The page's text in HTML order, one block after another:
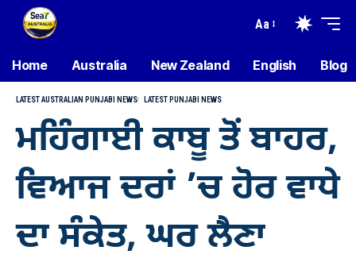
Aa
Home Australia New Zealand English Blog
LATEST AUSTRALIAN PUNJABI NEWS LATEST PUNJABI NEWS
ਮਹਿੰਗਾਈ ਕਾਬੂ ਤੋਂ ਬਾਹਰ,
ਵਿਆਜ ਦਰਾਂ ’ਚ ਹੋਰ ਵਾਧੇ
ਦਾ ਸੰਕੇਤ, ਘਰ ਲੈਣਾ